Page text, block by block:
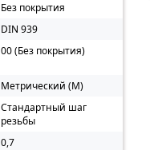
Без покрытия
DIN 939
00 (Без покрытия)
Метрический (M)
Стандартный шаг
резьбы
0,7